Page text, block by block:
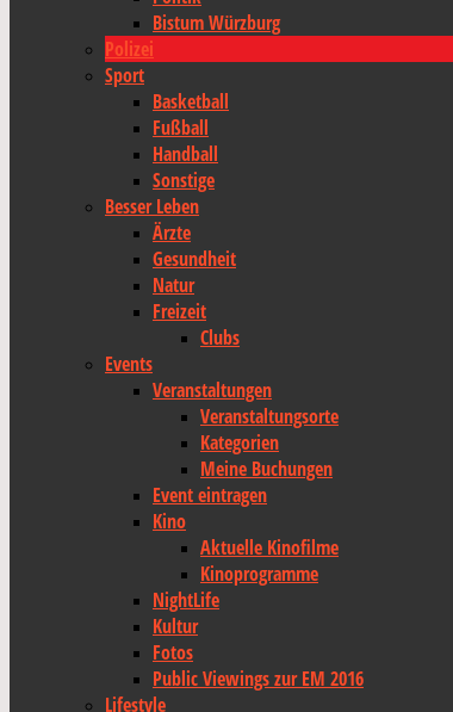
Bistum Würzburg
Polizei
Sport
Basketball
Fußball
Handball
Sonstige
Besser Leben
Ärzte
Gesundheit
Natur
Freizeit
Clubs
Events
Veranstaltungen
Veranstaltungsorte
Kategorien
Meine Buchungen
Event eintragen
Kino
Aktuelle Kinofilme
Kinoprogramme
NightLife
Kultur
Fotos
Public Viewings zur EM 2016
Lifestyle